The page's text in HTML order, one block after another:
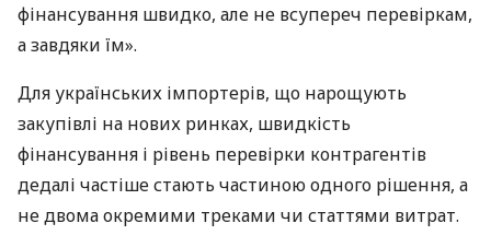
фінансування швидко, але не всупереч перевіркам,
а завдяки їм».
Для українських імпортерів, що нарощують
закупівлі на нових ринках, швидкість
фінансування і рівень перевірки контрагентів
дедалі частіше стають частиною одного рішення, а
не двома окремими треками чи статтями витрат.